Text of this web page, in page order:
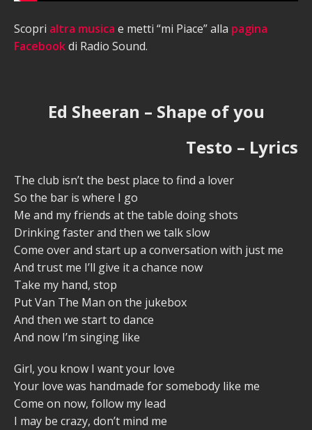
Scopri altra musica e metti “mi Piace” alla pagina
Facebookdi Radio Sound.
Ed Sheeran – Shape of you
Testo – Lyrics
The club isn’t the best place to find a lover
So the bar is where I go
Me and my friends at the table doing shots
Drinking faster and then we talk slow
Come over and start up a conversation with just me
And trust me I’ll give it a chance now
Take my hand, stop
Put Van The Man on the jukebox
And then we start to dance
And now I’m singing like
Girl, you know I want your love
Your love was handmade for somebody like me
Come on now, follow my lead
I may be crazy, don’t mind me